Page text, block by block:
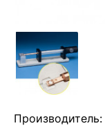
Производитель: